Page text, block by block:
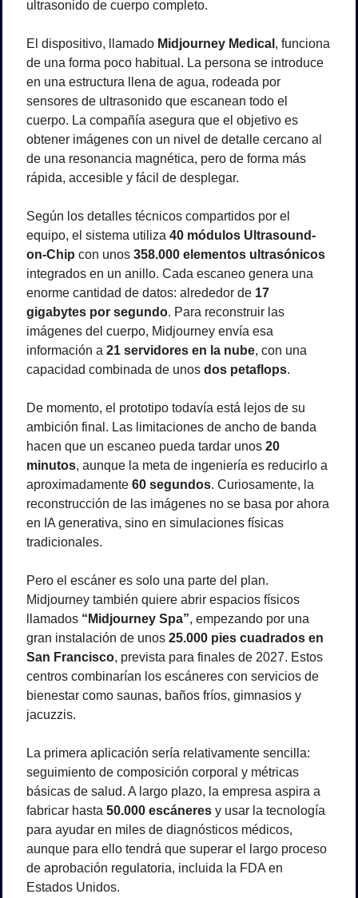
ultrasonido de cuerpo completo.
El dispositivo, llamado Midjourney Medical , funciona
de una forma poco habitual. La persona se introduce
en una estructura llena de agua, rodeada por
sensores de ultrasonido que escanean todo el
cuerpo. La compañía asegura que el objetivo es
obtener imágenes con un nivel de detalle cercano al
de una resonancia magnética, pero de forma más
rápida, accesible y fácil de desplegar.
Según los detalles técnicos compartidos por el
equipo, el sistema utiliza 40 módulos Ultrasound-
on-Chip con unos 358.000 elementos ultrasónicos
integrados en un anillo. Cada escaneo genera una
enorme cantidad de datos: alrededor de 17
gigabytes por segundo. Para reconstruir las
imágenes del cuerpo, Midjourney envía esa
información a 21 servidores en la nube, con una
capacidad combinada de unos dos petaflops.
De momento, el prototipo todavía está lejos de su
ambición final. Las limitaciones de ancho de banda
hacen que un escaneo pueda tardar unos 20
minutos, aunque la meta de ingeniería es reducirlo a
aproximadamente 60 segundos. Curiosamente, la
reconstrucción de las imágenes no se basa por ahora
en IA generativa, sino en simulaciones físicas
tradicionales.
Pero el escáner es solo una parte del plan.
Midjourney también quiere abrir espacios físicos
llamados “Midjourney Spa”, empezando por una
gran instalación de unos 25.000 pies cuadrados en
San Francisco, prevista para finales de 2027. Estos
centros combinarían los escáneres con servicios de
bienestar como saunas, baños fríos, gimnasios y
jacuzzis.
La primera aplicación sería relativamente sencilla:
seguimiento de composición corporal y métricas
básicas de salud. A largo plazo, la empresa aspira a
fabricar hasta 50.000 escáneres y usar la tecnología
para ayudar en miles de diagnósticos médicos,
aunque para ello tendrá que superar el largo proceso
de aprobación regulatoria, incluida la FDA en
Estados Unidos.